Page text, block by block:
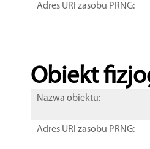
Adres URI zasobu PRNG:
Obiekt
Nazwa obiektu:
Adres URI zasobu PRNG: